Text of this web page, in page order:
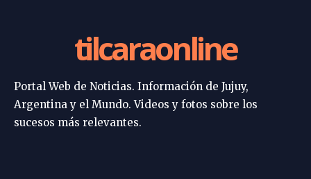
tilcaraonline
Portal Web de Noticias. Información de Jujuy,
Argentina y el Mundo. Videos y fotos sobre los
sucesos más relevantes.